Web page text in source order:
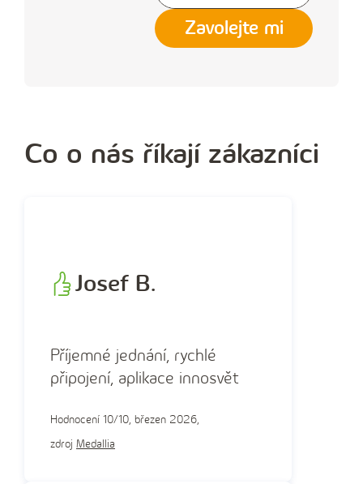
y
p
e
t
í
č
í
Zavolejte mi
Co o nás říkají zákazníci
Josef B.
Příjemné jednání, rychlé
připojení, aplikace innosvět
Hodnocení 10/10, březen 2026,
zdroj Medallia